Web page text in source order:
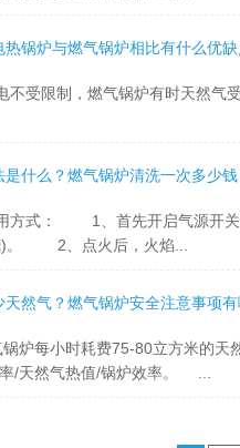
锅炉与燃气锅炉相比有什么优
什么？燃气锅炉清洗一次多少
)。 2、点火后，火焰...
然气？燃气锅炉安全注意事项
/天然气热值/锅炉效率。 ...